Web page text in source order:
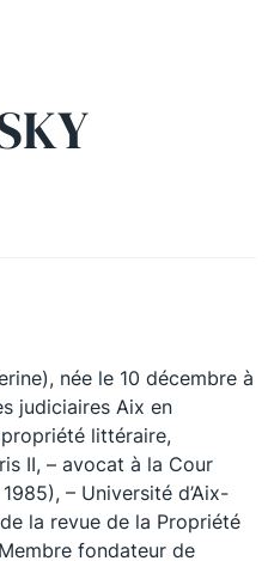
née le 10 décembre à
judiciaires Aix en
propriété littéraire,
II, – avocat à la Cour
– Université d’Aix-
la revue de la Propriété
fondateur de